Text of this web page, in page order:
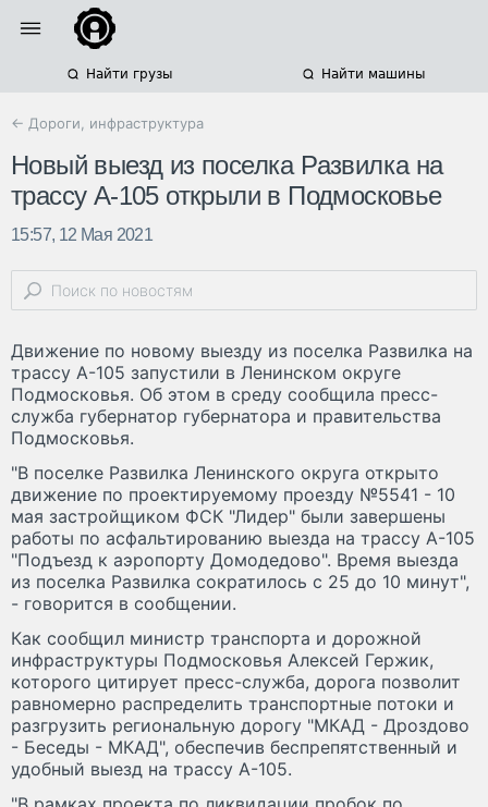
Найти грузы Найти машины
← Дороги, инфраструктура
Новый выезд из поселка Развилка на
трассу А-105 открыли в Подмосковье
15:57, 12 Мая 2021
Движение по новому выезду из поселка Развилка на
трассу А-105 запустили в Ленинском округе
Подмосковья. Об этом в среду сообщила пресс-
служба губернатор губернатора и правительства
Подмосковья.
"В поселке Развилка Ленинского округа открыто
движение по проектируемому проезду №5541 - 10
мая застройщиком ФСК "Лидер" были завершены
работы по асфальтированию выезда на трассу А-105
"Подъезд к аэропорту Домодедово". Время выезда
из поселка Развилка сократилось с 25 до 10 минут",
- говорится в сообщении.
Как сообщил министр транспорта и дорожной
инфраструктуры Подмосковья Алексей Гержик,
которого цитирует пресс-служба, дорога позволит
равномерно распределить транспортные потоки и
разгрузить региональную дорогу "МКАД - Дроздово
- Беседы - МКАД", обеспечив беспрепятственный и
удобный выезд на трассу А-105.